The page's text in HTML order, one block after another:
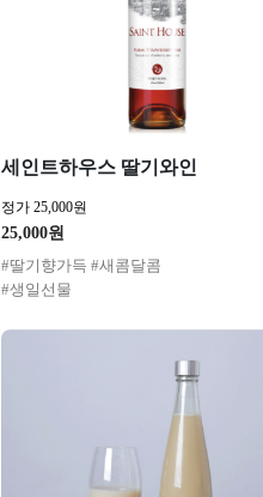
세인트하우스 딸기와인
정가 25,000원
25,000원
#딸기향가득 #새콤달콤
#생일선물